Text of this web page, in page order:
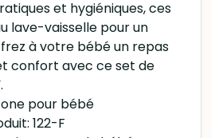
et hygiéniques, ces
lave-vaisselle pour un
à votre bébé un repas
confort avec ce set de
pour bébé
122-F